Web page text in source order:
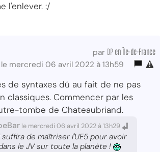
l'enlever. :/
par DP en Île-de-France
le mercredi 06 avril 2022 à 13h59
de syntaxes dû au fait de ne pas
classiques. Commencer par les
tombe de Chateaubriand.
le mercredi 06 avril 2022 à 13h29
de maîtriser l'UE5 pour avoir
le JV sur toute la planète !